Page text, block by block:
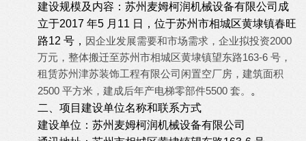
建设规模及内容： 苏州麦姆柯润机械设备有限公司成
立于2017 年5 月11 日，位于苏州市相城区黄埭镇春旺
路12 号， 因企业发展需要和市场需求，企业拟投资2000
万元，整体搬迁至苏州市相城区黄埭镇望东路163-6 号，
租赁苏州津苏装饰工程有限公司闲置空厂房，建筑面积
2500 平方米，建成后年产电梯零部件5500 套。
。
二、项目建设单位名称和联系方式
建设单位： 苏州麦姆柯润机械设备有限公司